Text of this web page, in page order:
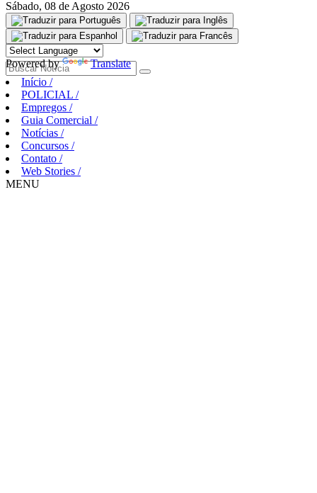
Aguarde, carregando...
Sábado, 08 de Agosto 2026
Powered by
Translate
Início /
POLICIAL /
Empregos /
Guia Comercial /
Notícias /
Concursos /
Contato /
Web Stories /
MENU